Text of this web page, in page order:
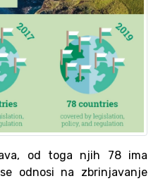
od toga njih 78 ima
odnosi na zbrinjavanje